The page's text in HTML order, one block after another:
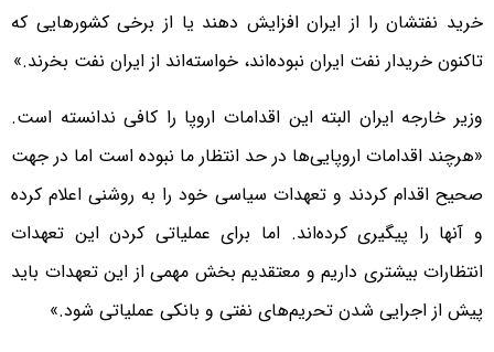
خرید نفتشان را از ایران افزایش دهند یا از برخی کشورهایی که
تاکنون خریدار نفت ایران نبوده‌اند، خواسته‌اند از ایران نفت بخرند.»
وزیر خارجه ایران البته این اقدامات اروپا را کافی ندانسته است.
«هرچند اقدامات اروپایی‌ها در حد انتظار ما نبوده است اما در جهت
صحیح اقدام کردند و تعهدات سیاسی خود را به روشنی اعلام کرده
و آنها را پیگیری کرده‌اند. اما برای عملیاتی کردن این تعهدات
انتظارات بیشتری داریم و معتقدیم بخش مهمی از این تعهدات باید
پیش از اجرایی شدن تحریم‌های نفتی و بانکی عملیاتی شود.»